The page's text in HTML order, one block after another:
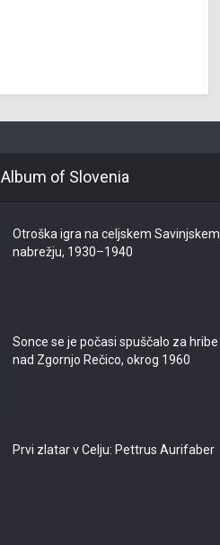
Album of Slovenia
Otroška igra na celjskem Savinjskem
nabrežju, 1930–1940
Sonce se je počasi spuščalo za hribe
nad Zgornjo Rečico, okrog 1960
Prvi zlatar v Celju: Pettrus Aurifaber